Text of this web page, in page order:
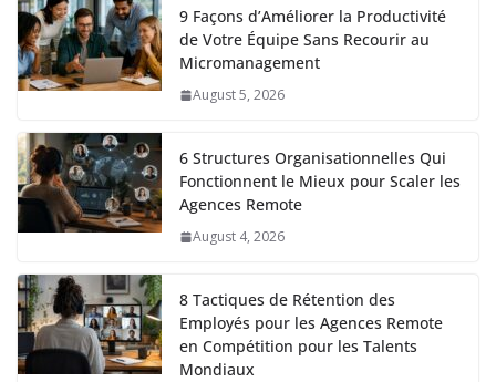
9 Façons d’Améliorer la Productivité
de Votre Équipe Sans Recourir au
Micromanagement
August 5, 2026
6 Structures Organisationnelles Qui
Fonctionnent le Mieux pour Scaler les
Agences Remote
August 4, 2026
8 Tactiques de Rétention des
Employés pour les Agences Remote
en Compétition pour les Talents
Mondiaux